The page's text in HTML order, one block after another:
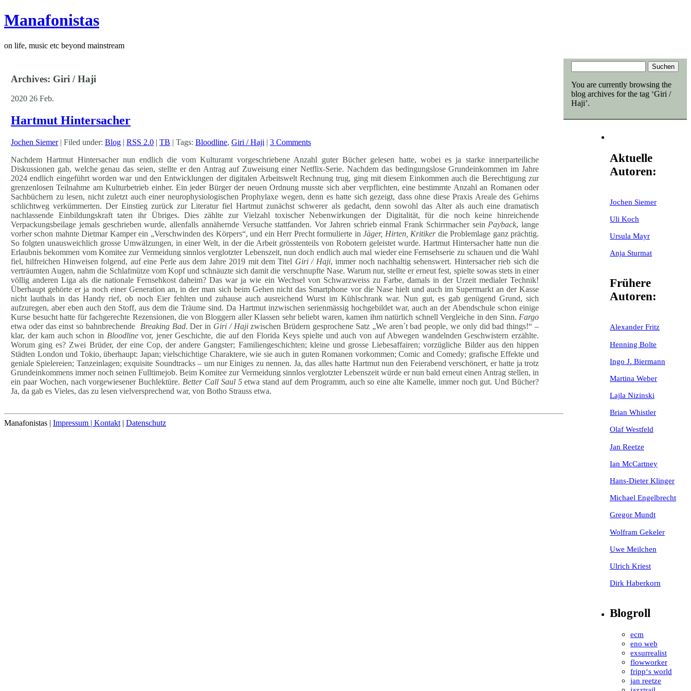
Manafonistas
on life, music etc beyond mainstream
You are currently browsing the
blog archives for the tag ‘Giri /
Haji’.
Aktuelle
Autoren:
Jochen Siemer
Uli Koch
Ursula Mayr
Anja Sturmat
Frühere
Autoren:
Alexander Fritz
Henning Bolte
Ingo J. Biermann
Martina Weber
Lajla Nizinski
Brian Whistler
Olaf Westfeld
Jan Reetze
Ian McCartney
Hans-Dieter Klinger
Michael Engelbrecht
Gregor Mundt
Wolfram Gekeler
Uwe Meilchen
Ulrich Kriest
Dirk Haberkorn
Blogroll
ecm
eno web
exsurrealist
flowworker
fripp‘s world
jan reetze
Archives: Giri / Haji
2020 26 Feb.
Hartmut Hintersacher
Jochen Siemer| Filed under: Blog | RSS 2.0 | TB | Tags: Bloodline, Giri / Haji | 3 Comments
Nachdem Hartmut Hintersacher nun endlich die vom Kulturamt vorgeschriebene Anzahl guter Bücher gelesen hatte, wobei es ja starke innerparteiliche
Diskussionen gab, welche genau das seien, stellte er den Antrag auf Zuweisung einer Netflix-Serie. Nachdem das bedingungslose Grundeinkommen im Jahre
2024 endlich eingeführt worden war und den Entwicklungen der digitalen Arbeitswelt Rechnung trug, ging mit diesem Einkommen auch die Berechtigung zur
grenzenlosen Teilnahme am Kulturbetrieb einher. Ein jeder Bürger der neuen Ordnung musste sich aber verpflichten, eine bestimmte Anzahl an Romanen oder
Sachbüchern zu lesen, nicht zuletzt auch einer neurophysiologischen Prophylaxe wegen, denn es hatte sich gezeigt, dass ohne diese Praxis Areale des Gehirns
schlichtweg verkümmerten. Der Einstieg zurück zur Literatur fiel Hartmut zunächst schwerer als gedacht, denn sowohl das Alter als auch eine dramatisch
nachlassende Einbildungskraft taten ihr Übriges. Dies zählte zur Vielzahl toxischer Nebenwirkungen der Digitalität, für die noch keine hinreichende
Verpackungsbeilage jemals geschrieben wurde, allenfalls annähernde Versuche stattfanden. Vor Jahren schrieb einmal Frank Schirrmacher sein Payback, lange
vorher schon mahnte Dietmar Kamper ein „Verschwinden des Körpers“, und ein Herr Precht formulierte inJäger, Hirten, Kritikerdie Problemlage ganz prächtig.
So folgten unausweichlich grosse Umwälzungen, in einer Welt, in der die Arbeit grösstenteils von Robotern geleistet wurde. Hartmut Hintersacher hatte nun die
Erlaubnis bekommen vom Komitee zur Vermeidung sinnlos verglotzter Lebenszeit, nun doch endlich auch mal wieder eine Fernsehserie zu schauen und die Wahl
fiel, hilfreichen Hinweisen folgend, auf eine Perle aus dem Jahre 2019 mit dem Titel Giri / Haji, immer noch nachhaltig sehenswert. Hintersacher rieb sich die
verträumten Augen, nahm die Schlafmütze vom Kopf und schnäuzte sich damit die verschnupfte Nase. Warum nur, stellte er erneut fest, spielte sowas stets in einer
völlig anderen Liga als die nationale Fernsehkost daheim? Das war ja wie ein Wechsel von Schwarzweiss zu Farbe, damals in der Urzeit medialer Technik!
Überhaupt gehörte er ja noch einer Generation an, in der man sich beim Gehen nicht das Smartphone vor die Nase hielt und auch im Supermarkt an der Kasse
nicht lauthals in das Handy rief, ob noch Eier fehlten und zuhause auch ausreichend Wurst im Kühlschrank war. Nun gut, es gab genügend Grund, sich
aufzuregen, aber eben auch den Stoff, aus dem die Träume sind. Da Hartmut inzwischen serienmässig hochgebildet war, auch an der Abendschule schon einige
Kurse besucht hatte für fachgerechte Rezensionen, die von Bloggern aller Klassen sehr beliebt waren, kamen ihm natürlich schnell Vergleiche in den Sinn. Fargo
etwa oder das einst so bahnbrechende Breaking Bad. Der in Giri / Hajizwischen Brüdern gesprochene Satz „We aren´t bad people, we only did bad things!“ –
klar, der kam auch schon in Bloodlinevor, jener Geschichte, die auf den Florida Keys spielte und auch von auf Abwegen wandelnden Geschwistern erzählte.
Worum ging es? Zwei Brüder, der eine Cop, der andere Gangster; Familiengeschichten; kleine und grosse Liebesaffairen; vorzügliche Bilder aus den hippen
Städten London und Tokio, überhaupt: Japan; vielschichtige Charaktere, wie sie auch in guten Romanen vorkommen; Comic and Comedy; grafische Effekte und
geniale Spielereien; Tanzeinlagen; exquisite Soundtracks – um nur Einiges zu nennen. Ja, das alles hatte Hartmut nun den Feierabend verschönert, er hatte ja trotz
Grundeinkommens immer noch seinen Fulltimejob. Beim Komitee zur Vermeidung sinnlos verglotzter Lebenszeit würde er nun bald erneut einen Antrag stellen, in
ein paar Wochen, nach vorgewiesener Buchlektüre. Better Call Saul 5etwa stand auf dem Programm, auch so eine alte Kamelle, immer noch gut. Und Bücher?
Ja, da gab es Vieles, das zu lesen vielversprechend war, von Botho Strauss etwa.
Manafonistas | Impressum | Kontakt | Datenschutz